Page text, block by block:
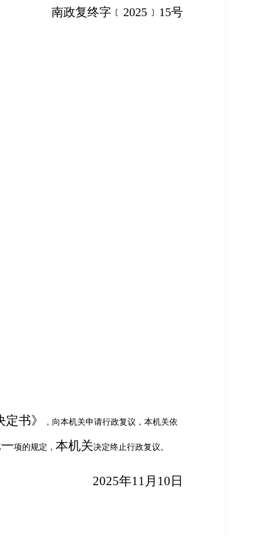
南政复终字﹝2025﹞15号
定书》 ，向本机关申请行政复议，本机关依
一项的规定， 本机关决定终止行政复议。
2025年11月 10 日